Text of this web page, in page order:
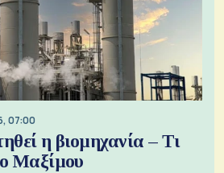
07:00
η βιομηχανία – Τι
Μαξίμου